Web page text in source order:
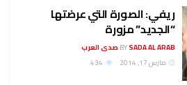
ريفي: الصورة التي عرضتها
“الجديد” مزورة
BYSADA AL ARAB صدى العرب
مارس 17, 2014